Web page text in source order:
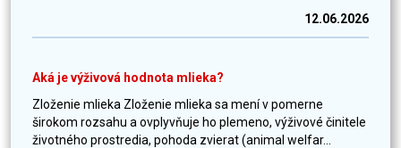
12.06.2026
Aká je výživová hodnota mlieka?
Zloženie mlieka Zloženie mlieka sa mení v pomerne
širokom rozsahu a ovplyvňuje ho plemeno, výživové činitele
životného prostredia, pohoda zvierat (animal welfar...